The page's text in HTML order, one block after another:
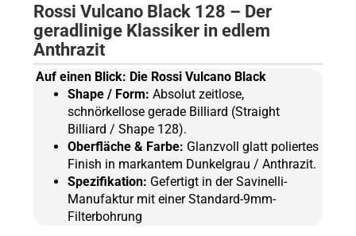
Rossi Vulcano Black 128 – Der
geradlinige Klassiker in edlem
Anthrazit
Auf einen Blick: Die Rossi Vulcano Black
Shape / Form: Absolut zeitlose,
schnörkellose gerade Billiard (Straight
Billiard / Shape 128).
Oberfläche & Farbe: Glanzvoll glatt poliertes
Finish in markantem Dunkelgrau / Anthrazit.
Spezifikation: Gefertigt in der Savinelli-
Manufaktur mit einer Standard-9mm-
Filterbohrung